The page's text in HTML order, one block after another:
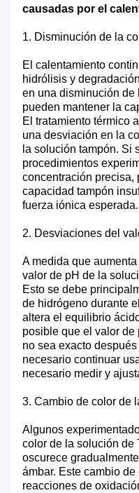
causadas por el
1. Disminución de la
El calentamiento
hidrólisis y
en una disminución de
pueden mantener la
El tratamiento térmico
una desviación en la
la solución tampón. Si
procedimientos
concentración precisa,
capacidad tampón
fuerza iónica esperada.
2. Desviaciones del
A medida que
valor de pH de la
Esto se debe
de hidrógeno durante
altera el equilibrio
posible que el valor
no sea exacto
necesario continuar
necesario medir y
3. Cambio de color de
Algunos
color de la solución de
oscurece
ámbar. Este cambio
reacciones de